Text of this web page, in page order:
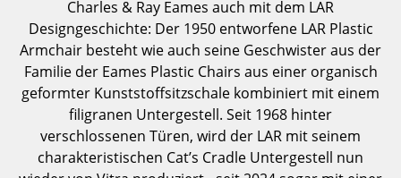
TV Möbel
Beistell- & Rollcontainer
Barmöbel
Garderoben
Kleinaufbewahrung
Charles & Ray Eames auch mit dem LAR
Designgeschichte: Der 1950 entworfene LAR Plastic
Armchair besteht wie auch seine Geschwister aus der
Familie der Eames Plastic Chairs aus einer organisch
geformter Kunststoffsitzschale kombiniert mit einem
filigranen Untergestell. Seit 1968 hinter
verschlossenen Türen, wird der LAR mit seinem
charakteristischen Cat’s Cradle Untergestell nun